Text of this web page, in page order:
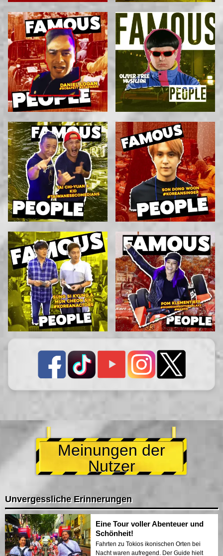
Meinungen der
Nutzer
Unvergessliche Erinnerungen
Eine Tour voller Abenteuer und
Schönheit!
Fahrten zu Tokios ikonischen Orten bei
Nacht waren aufregend. Der Guide hielt